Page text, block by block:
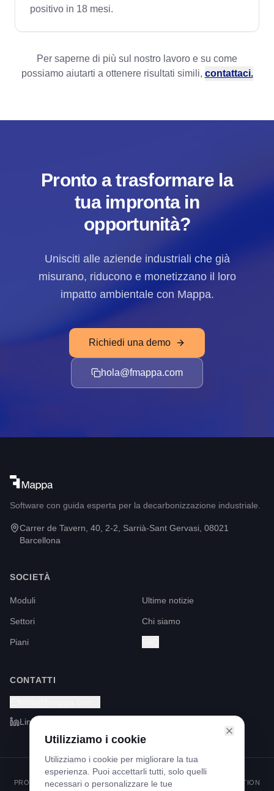
positivo in 18 mesi.
Per saperne di più sul nostro lavoro e su come
possiamo aiutarti a ottenere risultati simili, contattaci.
Pronto a trasformare la
tua impronta in
opportunità?
Unisciti alle aziende industriali che già
misurano, riducono e monetizzano il loro
impatto ambientale con Mappa.
Richiedi una demo
hola@fmappa.com
Software con guida esperta per la decarbonizzazione industriale.
Carrer de Tavern, 40, 2-2, Sarrià-Sant Gervasi, 08021
Barcellona
SOCIETÀ
Moduli
Settori
Piani
Ultime notizie
Chi siamo
CONTATTI
LinkedIn
PROGRAMMA KIT DIGITAL FINANZIATO DAI FONDI NEXT GENERATION
Utilizziamo i cookie
Utilizziamo i cookie per migliorare la tua
esperienza. Puoi accettarli tutti, solo quelli
necessari o personalizzare le tue